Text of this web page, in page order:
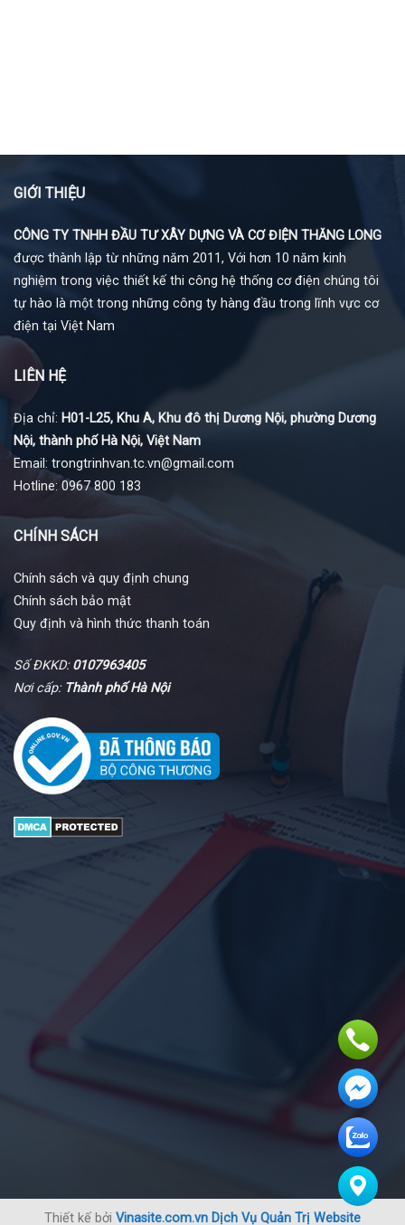
GIỚI THIỆU
CÔNG TY TNHH ĐẦU TƯ XÂY DỰNG VÀ CƠ ĐIỆN THĂNG LONG
được thành lập từ những năm 2011, Với hơn 10 năm kinh
nghiệm trong việc thiết kế thi công hệ thống cơ điện chúng tôi
tự hào là một trong những công ty hàng đầu trong lĩnh vực cơ
điện tại Việt Nam
LIÊN HỆ
Địa chỉ: H01-L25, Khu A, Khu đô thị Dương Nội, phường Dương
Nội, thành phố Hà Nội, Việt Nam
Email: trongtrinhvan.tc.vn@gmail.com
Hotline: 0967 800 183
CHÍNH SÁCH
Chính sách và quy định chung
Chính sách bảo mật
Quy định và hình thức thanh toán
Số ĐKKD:0107963405
Nơi cấp: Thành phố Hà Nội
Thiết kế bởi Vinasite.com.vn Dịch Vụ Quản Trị Website